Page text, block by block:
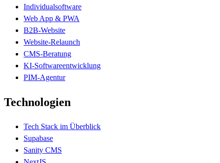
Individualsoftware
Web App & PWA
B2B-Website
Website-Relaunch
CMS-Beratung
KI-Softwareentwicklung
PIM-Agentur
Technologien
Tech Stack im Überblick
Supabase
Sanity CMS